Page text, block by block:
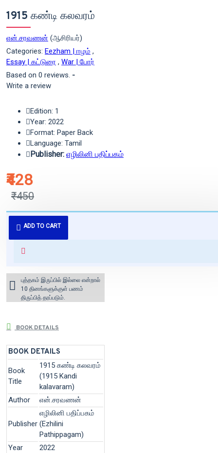
1915 கண்டி கலவரம்
என்.சரவணன் (ஆசிரியர்)
Categories: Eezham | ஈழம் ,
Essay | கட்டுரை , War | போர்
Based on 0 reviews. -
Write a review
₹428
₹450
Edition: 1
Year: 2022
Format: Paper Back
Language: Tamil
Publisher: எழிலினி பதிப்பகம்
ADD TO CART
புத்தகம் 3 - 7 நாட்களில் அனுப்பி
வைக்கப்படும்.
for orders above ₹1000 within
புத்தகம் இருப்பில் இல்லை என்றால்
10 தினங்களுக்குள் பணம்
திருப்பித் தரப்படும்.
BOOK DETAILS
BOOK DETAILS
Book
Title
1915 கண்டி கலவரம்
(1915 Kandi
kalavaram)
Author
என்.சரவணன்
Publisher
எழிலினி பதிப்பகம்
(Ezhilini
Pathippagam)
Year
2022